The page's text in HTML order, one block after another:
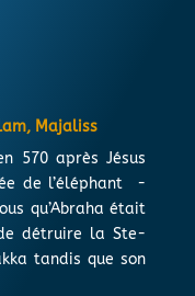
, Majaliss
570 après Jésus
de l’éléphant -
qu’Abraha était
détruire la Ste-
tandis que son